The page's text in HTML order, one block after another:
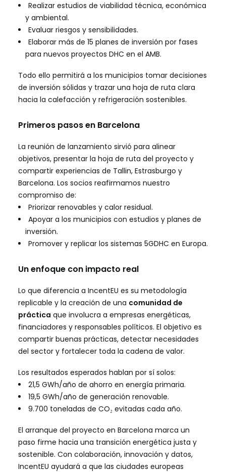
Realizar estudios de viabilidad técnica, económica
y ambiental.
Evaluar riesgos y sensibilidades.
Elaborar más de 15 planes de inversión por fases
para nuevos proyectos DHC en el AMB.
Todo ello permitirá a los municipios tomar decisiones
de inversión sólidas y trazar una hoja de ruta clara
hacia la calefacción y refrigeración sostenibles.
Primeros pasos en Barcelona
La reunión de lanzamiento sirvió para alinear
objetivos, presentar la hoja de ruta del proyecto y
compartir experiencias de Tallin, Estrasburgo y
Barcelona. Los socios reafirmamos nuestro
compromiso de:
Priorizar renovables y calor residual.
Apoyar a los municipios con estudios y planes de
inversión.
Promover y replicar los sistemas 5GDHC en Europa.
Un enfoque con impacto real
Lo que diferencia a IncentEU es su metodología
replicable y la creación de una comunidad de
práctica que involucra a empresas energéticas,
financiadores y responsables políticos. El objetivo es
compartir buenas prácticas, detectar necesidades
del sector y fortalecer toda la cadena de valor.
Los resultados esperados hablan por sí solos:
21,5 GWh/año de ahorro en energía primaria.
19,5 GWh/año de generación renovable.
9.700 toneladas de CO₂ evitadas cada año.
El arranque del proyecto en Barcelona marca un
paso firme hacia una transición energética justa y
sostenible. Con colaboración, innovación y datos,
IncentEU ayudará a que las ciudades europeas